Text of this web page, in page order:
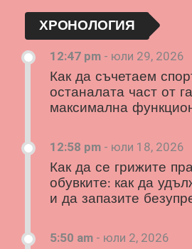
ХРОНОЛОГИЯ
12:47 pm - юли 29, 2026
Как да съчетаем
останалата част от
максимална
12:58 pm - юли 18, 2026
Как да се грижите
обувките: как да
и да запазите
5:50 am - юли 2, 2026